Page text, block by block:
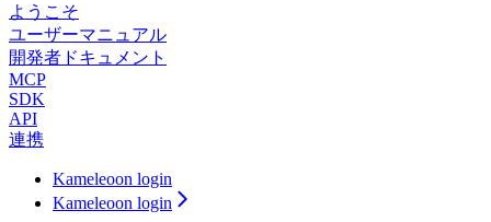
ようこそ
ユーザーマニュアル
開発者ドキュメント
MCP
SDK
API
連携
Kameleoon login
Kameleoon login